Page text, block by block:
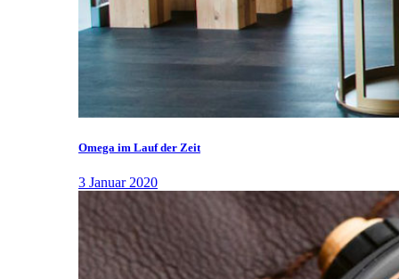
Omega im Lauf der Zeit
3 Januar 2020